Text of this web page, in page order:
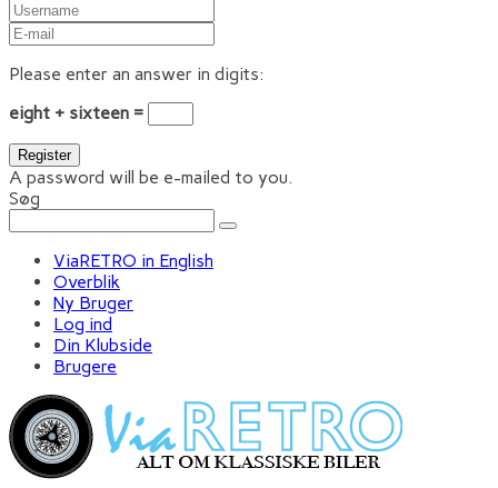
Please enter an answer in digits:
eight + sixteen =
A password will be e-mailed to you.
Søg
ViaRETRO in English
Overblik
Ny Bruger
Log ind
Din Klubside
Brugere